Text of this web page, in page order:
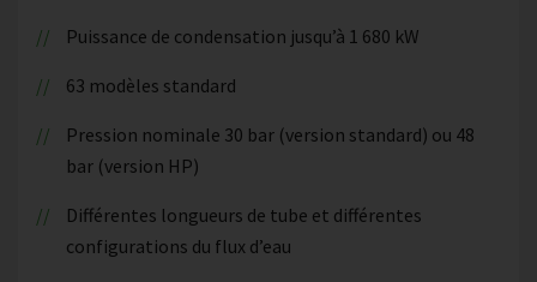
Puissance de condensation jusqu’à 1 680 kW
63 modèles standard
Pression nominale 30 bar (version standard) ou 48
bar (version HP)
Différentes longueurs de tube et différentes
configurations du flux d’eau